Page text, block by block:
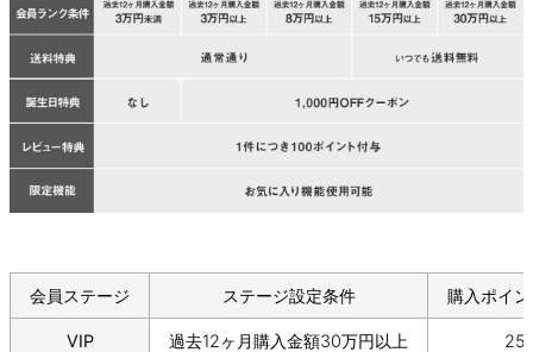
会員ステージ ステージ設定条件 購入ポイ
VIP 過去12ヶ月購入金額30万円以上